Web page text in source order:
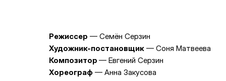
Режиссер — Семён Серзин
Художник-постановщик — Соня Матвеева
Композитор — Евгений Серзин
Хореограф — Анна Закусова